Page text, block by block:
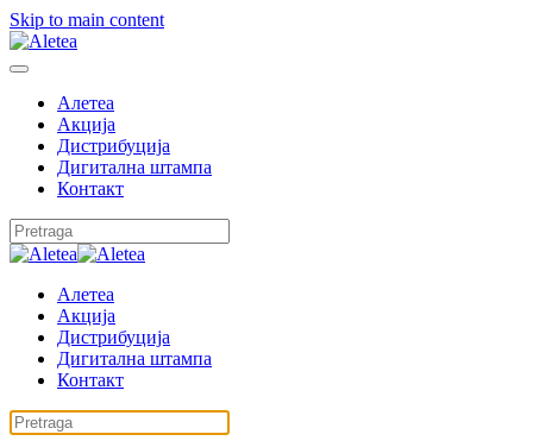
Skip to main content
Алетеа
Акција
Дистрибуција
Дигитална штампа
Контакт
Алетеа
Акција
Дистрибуција
Дигитална штампа
Контакт